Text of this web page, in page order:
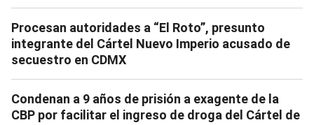
Procesan autoridades a “El Roto”, presunto
integrante del Cártel Nuevo Imperio acusado de
secuestro en CDMX
Condenan a 9 años de prisión a exagente de la
CBP por facilitar el ingreso de droga del Cártel de